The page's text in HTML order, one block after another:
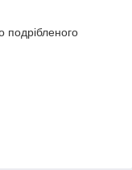
подрібленого